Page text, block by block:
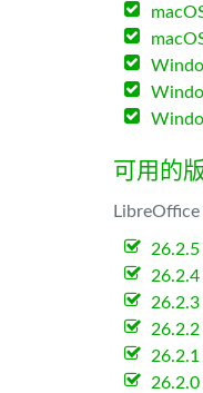
可用的
26.2.5
26.2.4
26.2.3
26.2.2
26.2.1
26.2.0